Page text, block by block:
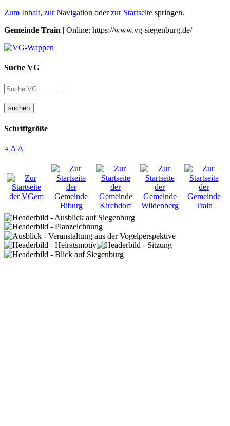
Zum Inhalt, zur Navigation oderzur Startseite springen.
Gemeinde Train | Online: https://www.vg-siegenburg.de/
Suche VG
suchen
Schriftgröße
A A A